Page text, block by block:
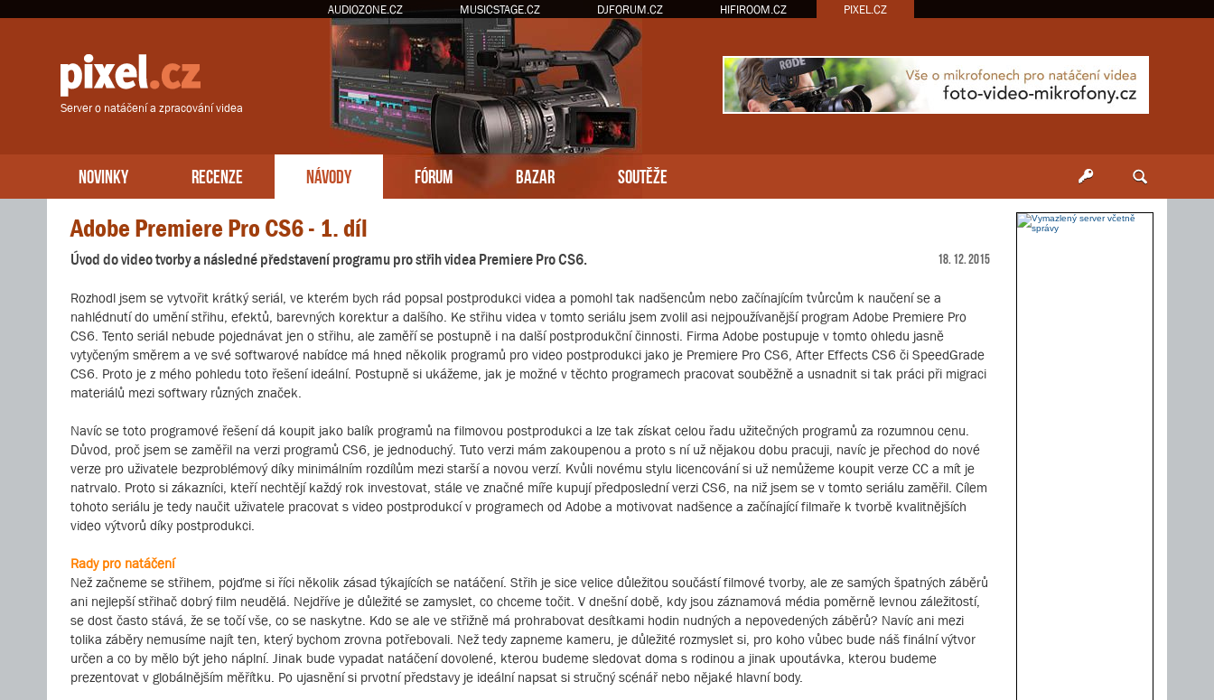
AUDIOZONE.CZ MUSICSTAGE.CZ DJFORUM.CZ HIFIROOM.CZ PIXEL.CZ
Server o natáčení a zpracování videa
NOVINKY RECENZE NÁVODY FÓRUM BAZAR SOUTĚŽE
Adobe Premiere Pro CS6 - 1. díl
Úvod do video tvorby a následné představení programu pro střih videa Premiere Pro CS6. 18. 12. 2015
Rozhodl jsem se vytvořit krátký seriál, ve kterém bych rád popsal postprodukci videa a pomohl tak nadšencům nebo začínajícím tvůrcům k naučení se a
nahlédnutí do umění střihu, efektů, barevných korektur a dalšího. Ke střihu videa v tomto seriálu jsem zvolil asi nejpoužívanější program Adobe Premiere Pro
CS6. Tento seriál nebude pojednávat jen o střihu, ale zaměří se postupně i na další postprodukční činnosti. Firma Adobe postupuje v tomto ohledu jasně
vytyčeným směrem a ve své softwarové nabídce má hned několik programů pro video postprodukci jako je Premiere Pro CS6, After Effects CS6 či SpeedGrade
CS6. Proto je z mého pohledu toto řešení ideální. Postupně si ukážeme, jak je možné v těchto programech pracovat souběžně a usnadnit si tak práci při migraci
materiálů mezi softwary různých značek.
Navíc se toto programové řešení dá koupit jako balík programů na filmovou postprodukci a lze tak získat celou řadu užitečných programů za rozumnou cenu.
Důvod, proč jsem se zaměřil na verzi programů CS6, je jednoduchý. Tuto verzi mám zakoupenou a proto s ní už nějakou dobu pracuji, navíc je přechod do nové
verze pro uživatele bezproblémový díky minimálním rozdílům mezi starší a novou verzí. Kvůli novému stylu licencování si už nemůžeme koupit verze CC a mít je
natrvalo. Proto si zákazníci, kteří nechtějí každý rok investovat, stále ve značné míře kupují předposlední verzi CS6, na niž jsem se v tomto seriálu zaměřil. Cílem
tohoto seriálu je tedy naučit uživatele pracovat s video postprodukcí v programech od Adobe a motivovat nadšence a začínající filmaře k tvorbě kvalitnějších
video výtvorů díky postprodukci.
Rady pro natáčení
Než začneme se střihem, pojďme si říci několik zásad týkajících se natáčení. Střih je sice velice důležitou součástí filmové tvorby, ale ze samých špatných záběrů
ani nejlepší střihač dobrý film neudělá. Nejdříve je důležité se zamyslet, co chceme točit. V dnešní době, kdy jsou záznamová média poměrně levnou záležitostí,
se dost často stává, že se točí vše, co se naskytne. Kdo se ale ve střižně má prohrabovat desítkami hodin nudných a nepovedených záběrů? Navíc ani mezi
tolika záběry nemusíme najít ten, který bychom zrovna potřebovali. Než tedy zapneme kameru, je důležité rozmyslet si, pro koho vůbec bude náš finální výtvor
určen a co by mělo být jeho náplní. Jinak bude vypadat natáčení dovolené, kterou budeme sledovat doma s rodinou a jinak upoutávka, kterou budeme
prezentovat v globálnějším měřítku. Po ujasnění si prvotní představy je ideální napsat si stručný scénář nebo nějaké hlavní body.